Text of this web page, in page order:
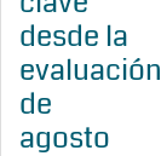
desde la
evaluación
de
agosto